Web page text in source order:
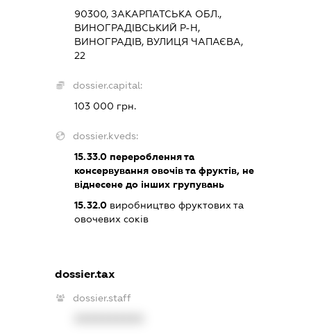
90300, ЗАКАРПАТСЬКА ОБЛ.,
ВИНОГРАДІВСЬКИЙ Р-Н,
ВИНОГРАДІВ, ВУЛИЦЯ ЧАПАЄВА,
22
dossier.capital:
103 000 грн.
dossier.kveds:
15.33.0 перероблення та
консервування овочів та фруктів, не
віднесене до інших групувань
15.32.0 виробництво фруктових та
овочевих соків
dossier.tax
dossier.staff